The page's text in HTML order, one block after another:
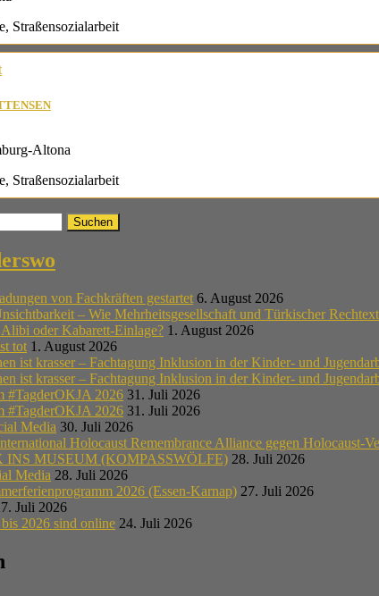
, Straßensozialarbeit
Altona
, Straßensozialarbeit
von Fachkräften gestartet 6. August 2026
– Wie Mehrheitsgesellschaft und Türkischer
oder Kabarett-Einlage? 1. August 2026
tot 1. August 2026
ist krasser – Fachtagung Inklusion in der Kinder- und
ist krasser – Fachtagung Inklusion in der Kinder- und
#TagderOKJA 2026 31. Juli 2026
#TagderOKJA 2026 31. Juli 2026
Media 30. Juli 2026
Holocaust Remembrance Alliance gegen
MUSEUM (KOMPASSWÖLFE) 28. Juli 2026
Media 28. Juli 2026
2026 (Essen-Karnap) 27. Juli 2026
Juli 2026
2026 sind online 24. Juli 2026